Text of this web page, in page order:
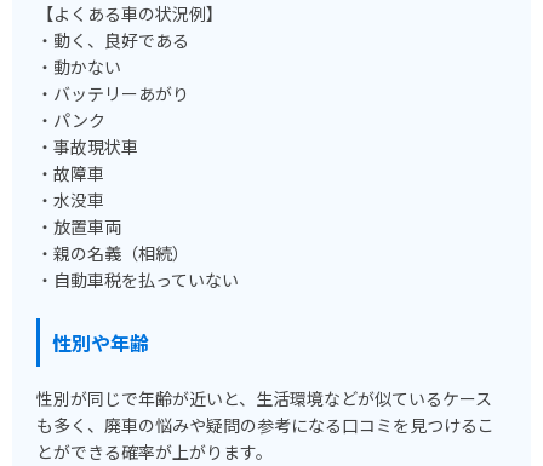
【よくある車の状況例】
・動く、良好である
・動かない
・バッテリーあがり
・パンク
・事故現状車
・故障車
・水没車
・放置車両
・親の名義（相続）
・自動車税を払っていない
性別や年齢
性別が同じで年齢が近いと、生活環境などが似ているケース
も多く、廃車の悩みや疑問の参考になる口コミを見つけるこ
とができる確率が上がります。